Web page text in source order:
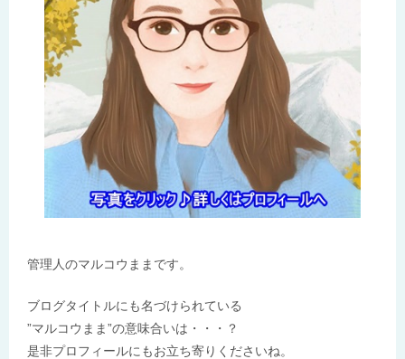
管理人のマルコウままです。
ブログタイトルにも名づけられている
”マルコウまま”の意味合いは・・・？
是非プロフィールにもお立ち寄りくださいね。